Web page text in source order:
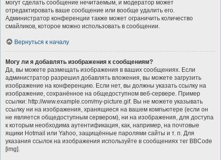
могут сделать сообщение нечитаемым, и модератор может
отредактировать ваше сообщение или вообще удалить его.
Администратор конференции также может ограничить количество
смайликов, которое можно использовать в сообщении.
Вернуться к началу
Могу ли я добавлять изображения к сообщениям?
Да, вы можете размещать изображения в ваших сообщениях. Если
администратор разрешил добавлять вложения, вы можете загрузить
изображение на конференцию. Если нет, вы должны указать ссылку на
изображение, сохранённое на общедоступном веб-сервере. Пример
ссылки: http://www.example.com/my-picture.gif. Вы не можете указывать
ссылку ни на изображения, хранящиеся на вашем компьютере (если он
не является общедоступным сервером), ни на изображения, для доступа
к которым необходима аутентификация, как, например, на почтовые
ящики Hotmail или Yahoo, защищённые паролями сайты и т. п. Для
указания ссылок на изображения используйте в сообщениях тег BBCode
[img].